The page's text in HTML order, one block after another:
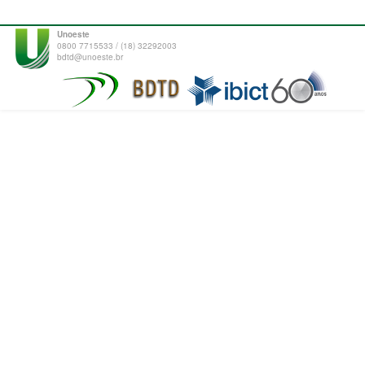
Unoeste
0800 7715533 / (18) 32292003
bdtd@unoeste.br